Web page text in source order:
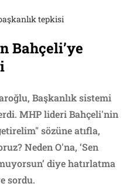
tepkisi
Bahçeli’ye
Başkanlık sistemi
MHP lideri Bahçeli'nin
sözüne atıfla,
Neden O'na, ‘Sen
diye hatırlatma
sordu.